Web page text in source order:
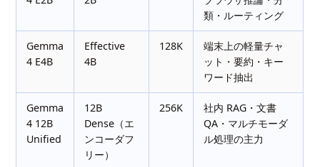
類・ルーティング
Gemma
4 E4B
Effective
4B
128K
端末上の軽量チャ
ット・要約・キー
ワード抽出
Gemma
4 12B
Unified
12B
Dense（エ
ンコーダフ
リー）
256K
社内 RAG・文書
QA・マルチモーダ
ル処理の主力